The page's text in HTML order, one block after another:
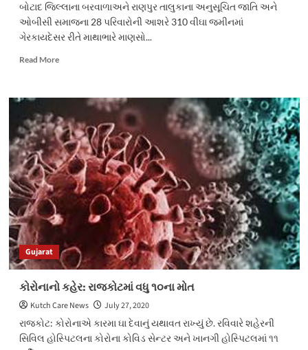
બોટાદ જિલ્લાના બરવાળાઅને રાણપુર તાલુકાના અનુસૂચિત જાતિ અને
ઓબીસી સમાજના 28 પરિવારોની આશરે 310 વીઘા જમીનમાં
ગેરકાયદેસર રીતે માથાભારે માણસો...
Read MoreRead
અનુસૂચિત
અને
ઓબીસી
સમાજના
28
પરિવારોની
આશરે
310
વીઘા
જમીનમાં
ગેરકાયદેસર
રીતે
માથાભારે
માણસોનો
કબજો
Gujarat
કોરોનાનો કહેર: રાજકોટમાં વધુ ૧૦ના મોત
Kutch Care News
July 27, 2020
રાજકોટ: કોરોનાએ કારમા ઘા દેવાનું યથાવત રાખ્યું છે. રવિવારે શહેરની
સિવિલ હોસ્પિટલના કોરોના કોવિડ સેન્ટર અને ખાનગી હોસ્પિટલમાં ૧૧